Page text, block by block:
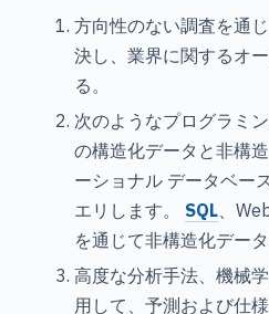
方向性のない調査を通
決し、業界に関するオ
る。
次のようなプログラミ
の構造化データと非構
ーショナル データベー
エリします。 SQL、
を通じて非構造化デー
高度な分析手法、機械
用して、予測および仕